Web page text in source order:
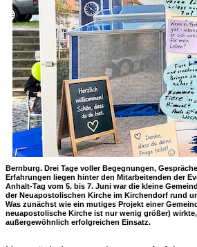
Bernburg. Drei Tage voller Begegnungen,
Erfahrungen liegen hinter den Mitarbeitenden der
Anhalt-Tag vom 5. bis 7. Juni war die kleine
der Neuapostolischen Kirche im Kirchendorf rund
Was zunächst wie ein mutiges Projekt einer
neuapostolische Kirche ist nur wenig größer)
außergewöhnlich erfolgreichen Einsatz.